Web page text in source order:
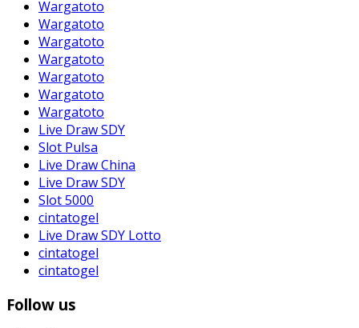
Wargatoto
Wargatoto
Wargatoto
Wargatoto
Wargatoto
Wargatoto
Wargatoto
Live Draw SDY
Slot Pulsa
Live Draw China
Live Draw SDY
Slot 5000
cintatogel
Live Draw SDY Lotto
cintatogel
cintatogel
Follow us